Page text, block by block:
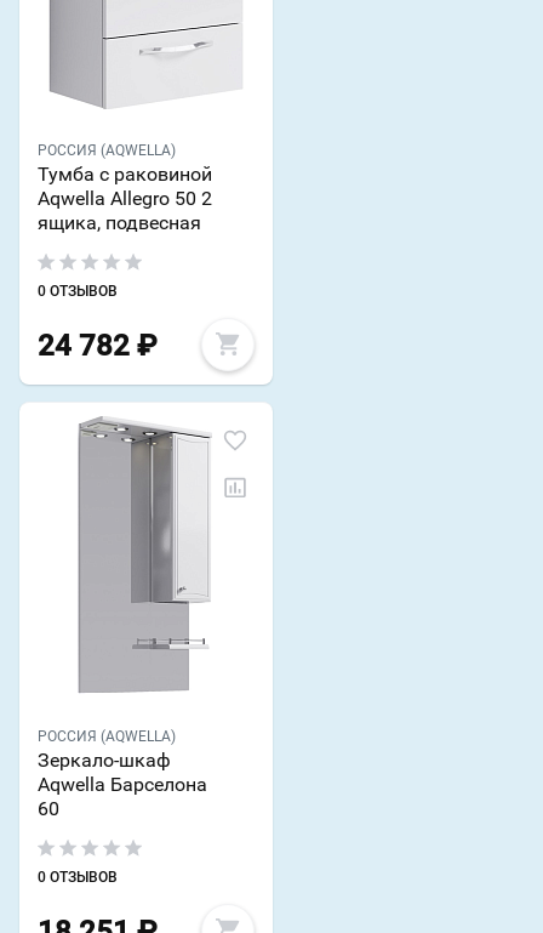
РОССИЯ (AQWELLA)
Тумба с раковиной
Aqwella Allegro 50 2
ящика, подвесная
0 ОТЗЫВОВ
24 782 ₽
РОССИЯ (AQWELLA)
Зеркало-шкаф
Aqwella Барселона
60
0 ОТЗЫВОВ